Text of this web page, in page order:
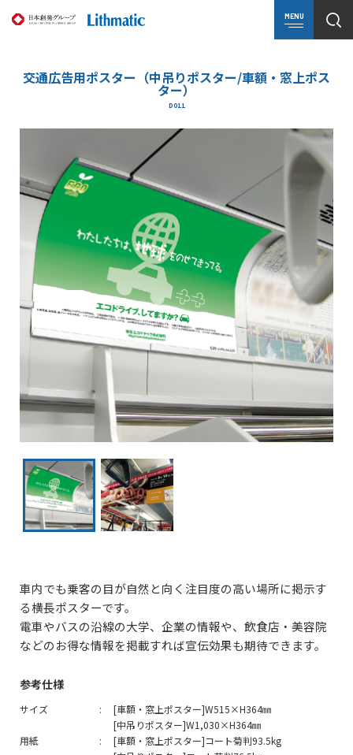
MENU
交通広告用ポスター（中吊りポスター/車額・窓上ポス
ター）
D011
車内でも乗客の目が自然と向く注目度の高い場所に掲示す
る横長ポスターです。
電車やバスの沿線の大学、企業の情報や、飲食店・美容院
などのお得な情報を掲載すれば宣伝効果も期待できます。
参考仕様
サイズ
[車額・窓上ポスター]W515×H364㎜
[中吊りポスター]W1,030×H364㎜
用紙
[車額・窓上ポスター]コート菊判93.5kg